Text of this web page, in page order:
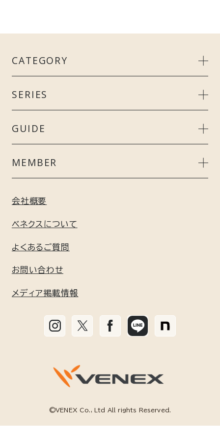
CATEGORY
MEN’S
ACCESSORY
GEL / BATH
SERIES
リカバリークール＋
リフレッシュ
リチャージ＋
リカバリーパジャマ
リカバリージャージ
コンフォートタッチ
GUIDE
ご利用ガイド
ギフト包装について
利用規約
お手入れ方法と無料修理サービス
MEMBER
新規会員登録はこちら
会社概要
ベネクスについて
よくあるご質問
お問い合わせ
メディア掲載情報
©VENEX Co., Ltd All rights Reserved.